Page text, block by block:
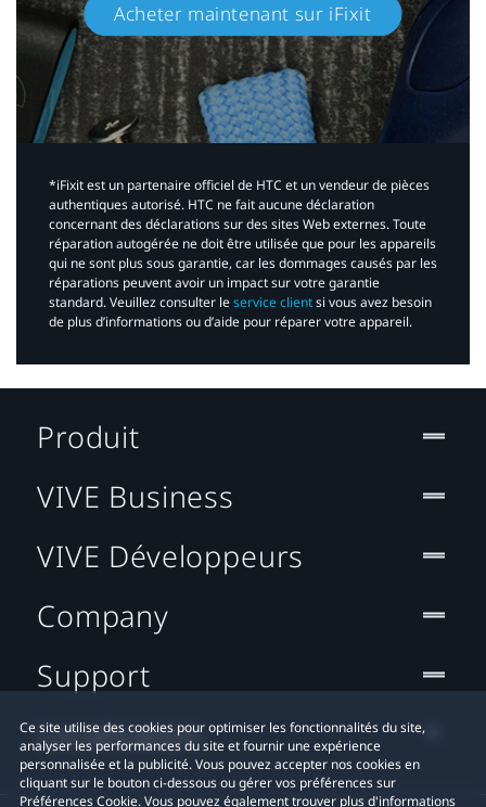
Acheter maintenant sur iFixit​
*iFixit est un partenaire officiel de HTC et un vendeur de pièces
authentiques autorisé. HTC ne fait aucune déclaration
concernant des déclarations sur des sites Web externes. Toute
réparation autogérée ne doit être utilisée que pour les appareils
qui ne sont plus sous garantie, car les dommages causés par les
réparations peuvent avoir un impact sur votre garantie
standard. Veuillez consulter leservice clientsi vous avez besoin
de plus d’informations ou d’aide pour réparer votre appareil.​
Ce site utilise des cookies pour optimiser les fonctionnalités du site,
analyser les performances du site et fournir une expérience
personnalisée et la publicité. Vous pouvez accepter nos cookies en
cliquant sur le bouton ci-dessous ou gérer vos préférences sur
Préférences Cookie. Vous pouvez également trouver plus d'informations
Produit
VIVE Business
VIVE Développeurs
Company
Support
Localisation